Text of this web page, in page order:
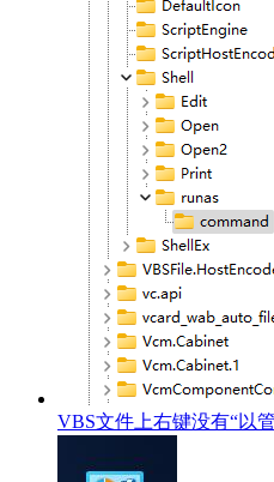
VBS文件上右键没有“以